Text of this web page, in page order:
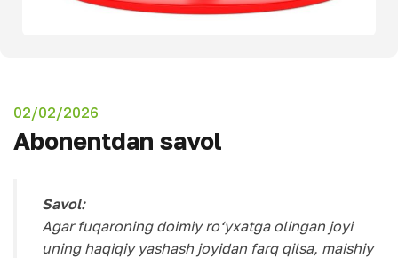
02/02/2026
Abonentdan savol
Savol:
Agar fuqaroning doimiy ro‘yxatga olingan joyi
uning haqiqiy yashash joyidan farq qilsa, maishiy